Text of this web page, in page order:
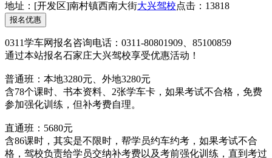
地址： [开发区]南村镇西南大街大兴驾校点击：13818
报名优惠
0311学车网报名咨询电话：0311-80801909、85100859
通过本站报名石家庄大兴驾校享受优惠活动！
普通班：本地3280元、外地3280元
含78个课时、书本资料、2张学车卡，如果考试不合格，免费
参加强化训练，但补考费自理。
直通班：5680元
含86课时，其实是不限时，帮学员约车约考，如果考试不合
格，驾校负责给学员交纳补考费以及考前强化训练，直到考过